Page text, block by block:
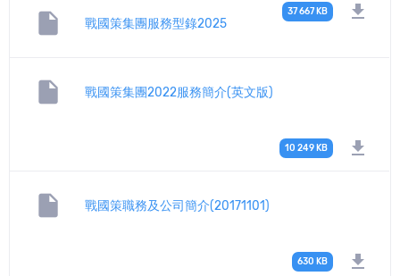
insert_drive_file 戰國策集團服務型錄2025
37 667 KB download
insert_drive_file 戰國策集團2022服務簡介(英文版)
10 249 KB download
insert_drive_file 戰國策職務及公司簡介(20171101)
630 KB download